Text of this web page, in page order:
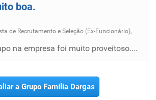
boa.
de Recrutamento e Seleção (Ex-Funcionário),
todo o meu tempo na empresa foi muito proveitoso. Aprendi coisas novas, e acrescentou no meu crescimento.
a Grupo Família Dargas